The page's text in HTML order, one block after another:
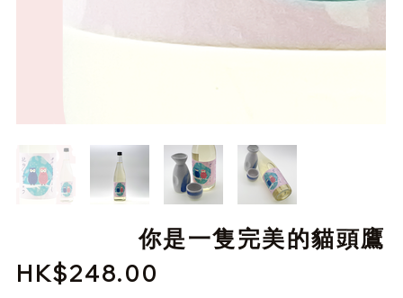
你是一隻完美的貓頭鷹
價HK$248.00